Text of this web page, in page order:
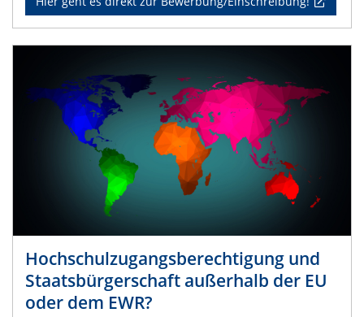
Hochschulzugangsberechtigung und
Staatsbürgerschaft außerhalb der EU
oder dem EWR?